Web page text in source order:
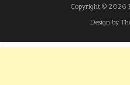
Copyright © 2026
Design by